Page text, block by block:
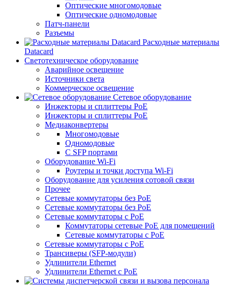
Оптические многомодовые
Оптические одномодовые
Патч-панели
Разъемы
Расходные материалы
Datacard
Светотехническое оборудование
Аварийное освещение
Источники света
Коммерческое освещение
Сетевое оборудование
Инжекторы и сплиттеры PoE
Инжекторы и сплиттеры РоЕ
Медиаконвертеры
Многомодовые
Одномодовые
С SFP портами
Оборудование Wi-Fi
Роутеры и точки доступа Wi-Fi
Оборудование для усиления сотовой связи
Прочее
Сетевые коммутаторы без PoE
Сетевые коммутаторы без РоЕ
Сетевые коммутаторы с PoE
Коммутаторы сетевые PoE для помещений
Сетевые коммутаторы с PoE
Сетевые коммутаторы с РоЕ
Трансиверы (SFP-модули)
Удлинители Ethernet
Удлинители Ethernet с PoE